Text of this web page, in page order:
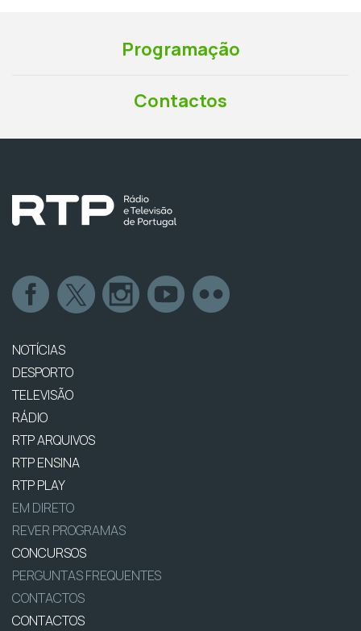
Programação
Contactos
NOTÍCIAS
DESPORTO
TELEVISÃO
RÁDIO
RTP ARQUIVOS
RTP ENSINA
RTP PLAY
EM DIRETO
REVER PROGRAMAS
CONCURSOS
PERGUNTAS FREQUENTES
CONTACTOS
CONTACTOS